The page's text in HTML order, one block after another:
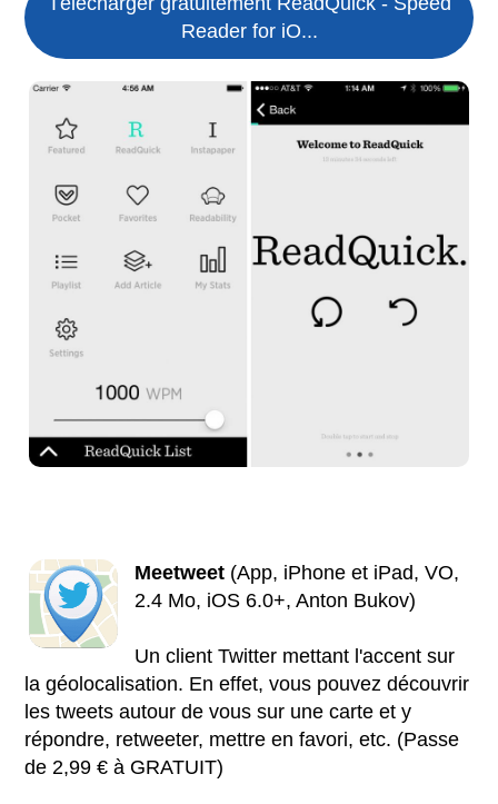
Reader for iO...
Meetweet (App, iPhone et iPad, VO,
2.4 Mo, iOS 6.0+, Anton Bukov)
Un client Twitter mettant l'accent sur
la géolocalisation. En effet, vous pouvez découvrir
les tweets autour de vous sur une carte et y
répondre, retweeter, mettre en favori, etc. (Passe
de 2,99 € à GRATUIT)